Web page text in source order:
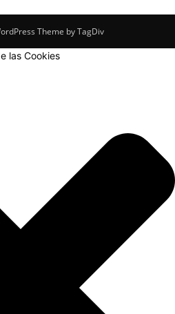
Theme by TagDiv
las Cookies